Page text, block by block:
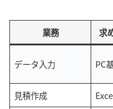
業務 求
データ入力 PC
見積作成